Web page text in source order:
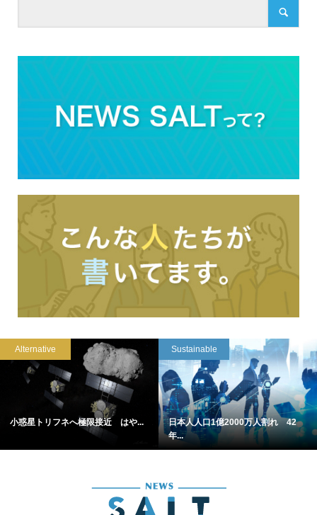
Alternative
小惑星トリフネへ極限接近 はや...
Sustainable
日本人人口1億2000万人割れ 42
年...